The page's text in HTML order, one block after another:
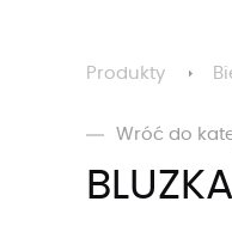
Produkty
Wróć do